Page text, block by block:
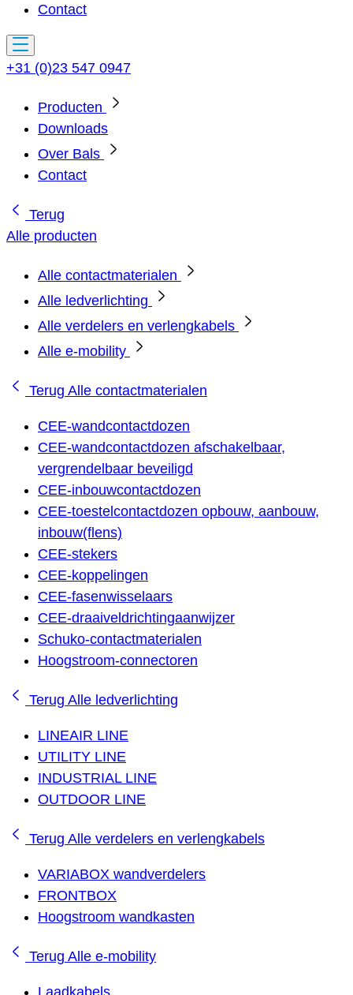
Contact
+31 (0)23 547 0947
Producten
Downloads
Over Bals
Contact
Terug
Alle producten
Alle contactmaterialen
Alle ledverlichting
Alle verdelers en verlengkabels
Alle e-mobility
Terug Alle contactmaterialen
CEE-wandcontactdozen
CEE-wandcontactdozen afschakelbaar,
vergrendelbaar beveiligd
CEE-inbouwcontactdozen
CEE-toestelcontactdozen opbouw, aanbouw,
inbouw(flens)
CEE-stekers
CEE-koppelingen
CEE-fasenwisselaars
CEE-draaiveldrichtingaanwijzer
Schuko-contactmaterialen
Hoogstroom-connectoren
Terug Alle ledverlichting
LINEAIR LINE
UTILITY LINE
INDUSTRIAL LINE
OUTDOOR LINE
Terug Alle verdelers en verlengkabels
VARIABOX wandverdelers
FRONTBOX
Hoogstroom wandkasten
Terug Alle e-mobility
Laadkabels